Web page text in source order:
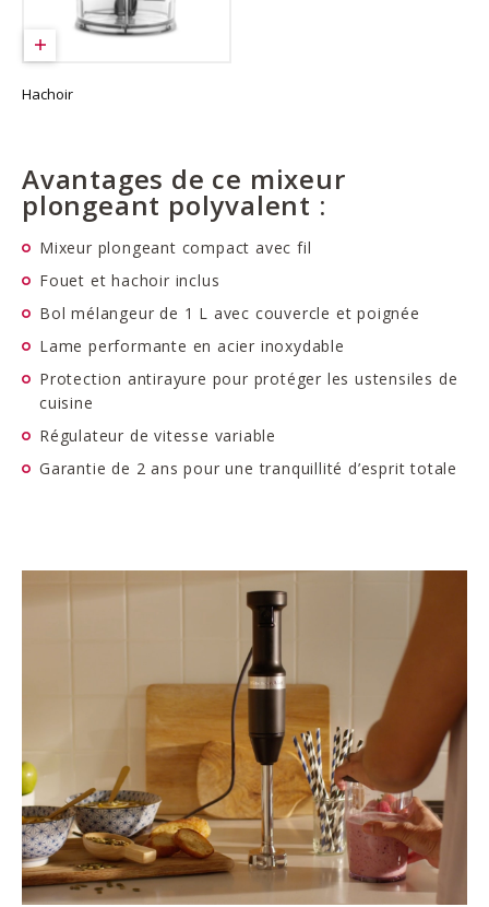
Hachoir
Avantages de ce mixeur
plongeant polyvalent :
Mixeur plongeant compact avec fil
Fouet et hachoir inclus
Bol mélangeur de 1 L avec couvercle et poignée
Lame performante en acier inoxydable
Protection antirayure pour protéger les ustensiles de
cuisine
Régulateur de vitesse variable
Garantie de 2 ans pour une tranquillité d’esprit totale